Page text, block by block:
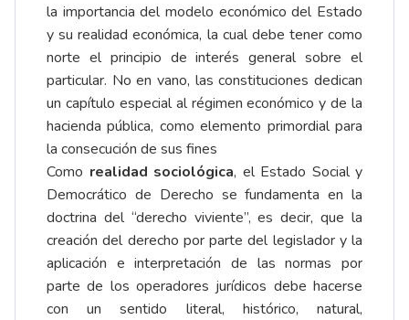
la importancia del modelo económico del Estado
y su realidad económica, la cual debe tener como
norte el principio de interés general sobre el
particular. No en vano, las constituciones dedican
un capítulo especial al régimen económico y de la
hacienda pública, como elemento primordial para
la consecución de sus fines
Como realidad sociológica, el Estado Social y
Democrático de Derecho se fundamenta en la
doctrina del “derecho viviente”, es decir, que la
creación del derecho por parte del legislador y la
aplicación e interpretación de las normas por
parte de los operadores jurídicos debe hacerse
con un sentido literal, histórico, natural,